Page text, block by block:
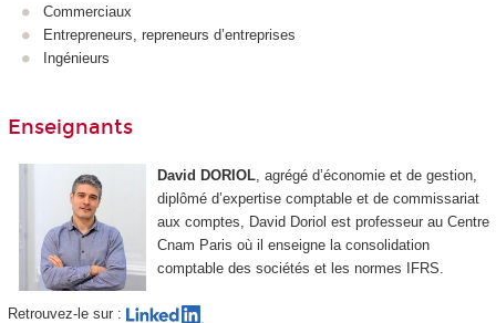
Commerciaux
Entrepreneurs, repreneurs d’entreprises
Ingénieurs
Enseignants
David DORIOL, agrégé d’économie et de gestion,
diplômé d’expertise comptable et de commissariat
aux comptes, David Doriol est professeur au Centre
Cnam Paris où il enseigne la consolidation
comptable des sociétés et les normes IFRS.
Retrouvez-le sur :